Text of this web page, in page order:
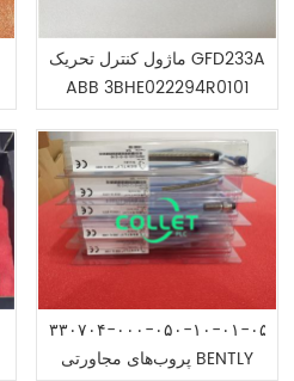
ماژول کنترل تحریک GFD233A
ABB 3BHE022294R0101
۳۳۰۷۰۴-۰۰۰-۰۵۰-۱۰-۰۱-۰۵
پروب‌های مجاورتی BENTLY